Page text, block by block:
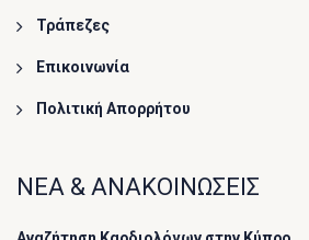
Τράπεζες
Επικοινωνία
Πολιτική Απορρήτου
ΝΕΑ & ΑΝΑΚΟΙΝΩΣΕΙΣ